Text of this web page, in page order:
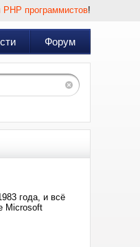
программистов!
Форум
года, и всё
Microsoft